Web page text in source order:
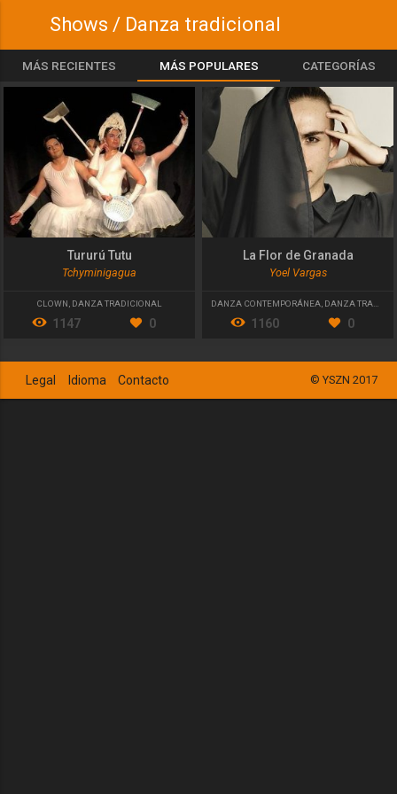
Shows / Danza tradicional
MÁS RECIENTES MÁS POPULARES CATEGORÍAS
Tururú Tutu
Tchyminigagua
CLOWN DANZA TRADICIONAL
1147 0
La Flor de Granada
Yoel Vargas
DANZA CONTEMPORÁNEA DANZA TRADICIONAL
1160 0
© YSZN 2017
Legal Idioma Contacto